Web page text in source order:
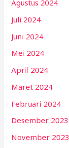
Agustus 2024
Juli 2024
Juni 2024
Mei 2024
April 2024
Maret 2024
Februari 2024
Desember 2023
November 2023